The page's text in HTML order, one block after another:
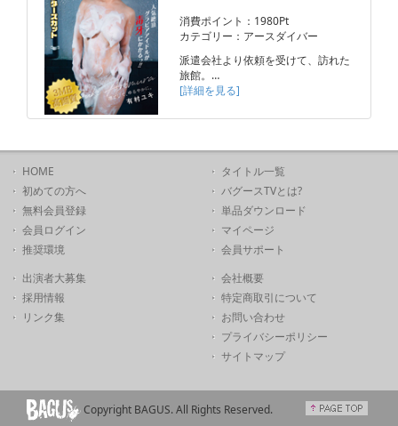
消費ポイント：1980Pt
カテゴリー：アースダイバー
派遣会社より依頼を受けて、訪れた
旅館。…
[詳細を見る]
HOME
初めての方へ
無料会員登録
会員ログイン
推奨環境
タイトル一覧
バグースTVとは?
単品ダウンロード
マイページ
会員サポート
出演者大募集
採用情報
リンク集
会社概要
特定商取引について
お問い合わせ
プライバシーポリシー
サイトマップ
Copyright BAGUS. All Rights Reserved.